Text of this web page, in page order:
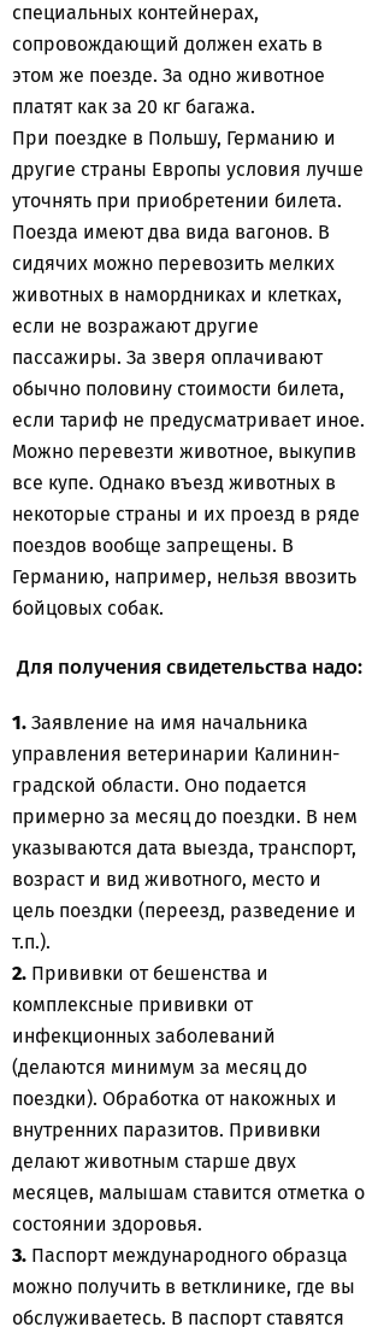
специальных контейнерах,
сопровождающий должен ехать в
этом же поезде. За одно животное
платят как за 20 кг багажа.
При поездке в Польшу, Германию и
другие страны Европы условия лучше
уточнять при приобретении билета.
Поезда имеют два вида вагонов. В
сидячих можно перевозить мелких
животных в намордниках и клетках,
если не возражают другие
пассажиры. За зверя оплачивают
обычно половину стоимости билета,
если тариф не предусматривает иное.
Можно перевезти животное, выкупив
все купе. Однако въезд животных в
некоторые страны и их проезд в ряде
поездов вообще запрещены. В
Германию, например, нельзя ввозить
бойцовых собак.
Для получения свидетельства надо:
1. Заявление на имя начальника
управления ветеринарии Калинин-
градской области. Оно подается
примерно за месяц до поездки. В нем
указываются дата выезда, транспорт,
возраст и вид животного, место и
цель поездки (переезд, разведение и
т.п.).
2. Прививки от бешенства и
комплексные прививки от
инфекционных заболеваний
(делаются минимум за месяц до
поездки). Обработка от накожных и
внутренних паразитов. Прививки
делают животным старше двух
месяцев, малышам ставится отметка о
состоянии здоровья.
3. Паспорт международного образца
можно получить в ветклинике, где вы
обслуживаетесь. В паспорт ставятся